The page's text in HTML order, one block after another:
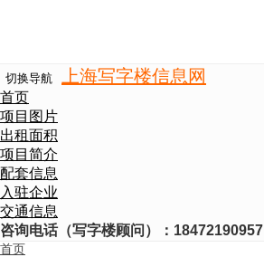
切换导航 上海写字楼信息网
首页
项目图片
出租面积
项目简介
配套信息
入驻企业
交通信息
咨询电话（写字楼顾问）：18472190957
首页